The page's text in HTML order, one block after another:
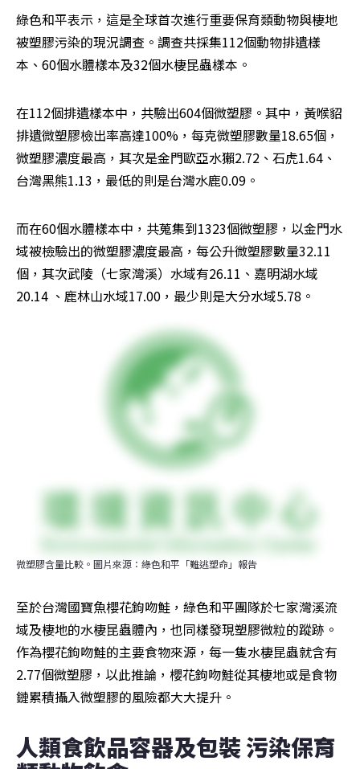
綠色和平表示，這是全球首次進行重要保育類動物與棲地
被塑膠污染的現況調查。調查共採集112個動物排遺樣
本、60個水體樣本及32個水棲昆蟲樣本。
在112個排遺樣本中，共驗出604個微塑膠。其中，黃喉貂
排遺微塑膠檢出率高達100%，每克微塑膠數量18.65個，
微塑膠濃度最高，其次是金門歐亞水獺2.72、石虎1.64、
台灣黑熊1.13，最低的則是台灣水鹿0.09。
而在60個水體樣本中，共蒐集到1323個微塑膠，以金門水
域被檢驗出的微塑膠濃度最高，每公升微塑膠數量32.11
個，其次武陵（七家灣溪）水域有26.11、嘉明湖水域
20.14 、鹿林山水域17.00，最少則是大分水域5.78。
微塑膠含量比較。圖片來源：綠色和平「難逃塑命」報告
至於台灣國寶魚櫻花鉤吻鮭，綠色和平團隊於七家灣溪流
域及棲地的水棲昆蟲體內，也同樣發現塑膠微粒的蹤跡。
作為櫻花鉤吻鮭的主要食物來源，每一隻水棲昆蟲就含有
2.77個微塑膠，以此推論，櫻花鉤吻鮭從其棲地或是食物
鏈累積攝入微塑膠的風險都大大提升。
人類食飲品容器及包裝 污染保育